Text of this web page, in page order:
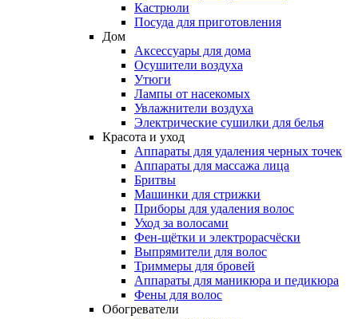
Кастрюли
Посуда для приготовления
Дом
Аксессуары для дома
Осушители воздуха
Утюги
Лампы от насекомых
Увлажнители воздуха
Электрические сушилки для белья
Красота и уход
Аппараты для удаления черных точек
Аппараты для массажа лица
Бритвы
Машинки для стрижки
Приборы для удаления волос
Уход за волосами
Фен-щётки и электрорасчёски
Выпрямители для волос
Триммеры для бровей
Аппараты для маникюра и педикюра
Фены для волос
Обогреватели